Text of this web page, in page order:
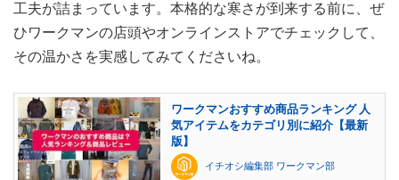
工夫が詰まっています。本格的な寒さが到来する前に、ぜ
ひワークマンの店頭やオンラインストアでチェックして、
その温かさを実感してみてくださいね。
ワークマンおすすめ商品ランキング 人
気アイテムをカテゴリ別に紹介【最新
版】
イチオシ編集部 ワークマン部